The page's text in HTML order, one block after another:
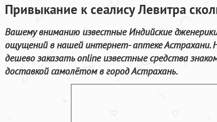
Привыкание к сеалису Левитра
Вашему вниманию известные Индийские
ощущений в нашей интернет- аптеке
дешево заказать online известные средства
доставкой самолётом в город Астрахань.